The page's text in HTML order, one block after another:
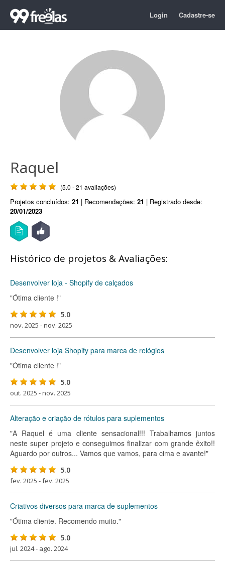
Login Cadastre-se
Raquel
(5.0 - 21 avaliações)
Projetos concluídos: 21 | Recomendações: 21 | Registrado desde:
20/01/2023
Histórico de projetos & Avaliações:
Desenvolver loja - Shopify de calçados
"Ótima cliente !"
5.0
nov. 2025 - nov. 2025
Desenvolver loja Shopify para marca de relógios
"Ótima cliente !"
5.0
out. 2025 - nov. 2025
Alteração e criação de rótulos para suplementos
"A Raquel é uma cliente sensacional!!! Trabalhamos juntos
neste super projeto e conseguimos finalizar com grande êxito!!
Aguardo por outros... Vamos que vamos, para cima e avante!"
5.0
fev. 2025 - fev. 2025
Criativos diversos para marca de suplementos
"Ótima cliente. Recomendo muito."
5.0
jul. 2024 - ago. 2024